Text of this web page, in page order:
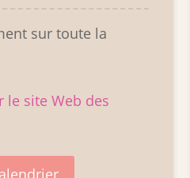
sur toute la
le site Web des